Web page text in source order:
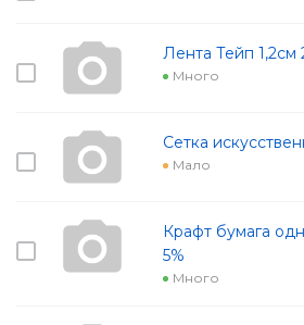
Лента Тейп 1,2см
Много
Сетка
Мало
Крафт бумага
5%
Много